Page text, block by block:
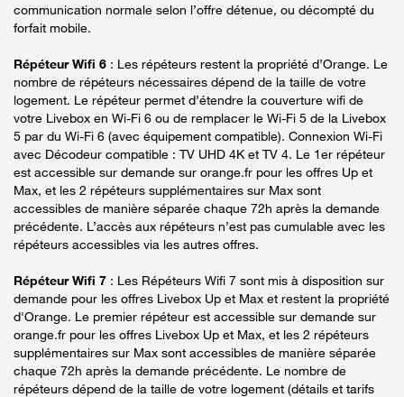
communication normale selon l’offre détenue, ou décompté du
forfait mobile.
Répéteur Wifi 6 : Les répéteurs restent la propriété d’Orange. Le
nombre de répéteurs nécessaires dépend de la taille de votre
logement. Le répéteur permet d’étendre la couverture wifi de
votre Livebox en Wi-Fi 6 ou de remplacer le Wi-Fi 5 de la Livebox
5 par du Wi-Fi 6 (avec équipement compatible). Connexion Wi-Fi
avec Décodeur compatible : TV UHD 4K et TV 4. Le 1er répéteur
est accessible sur demande sur orange.fr pour les offres Up et
Max, et les 2 répéteurs supplémentaires sur Max sont
accessibles de manière séparée chaque 72h après la demande
précédente. L’accès aux répéteurs n’est pas cumulable avec les
répéteurs accessibles via les autres offres.
Répéteur Wifi 7 : Les Répéteurs Wifi 7 sont mis à disposition sur
demande pour les offres Livebox Up et Max et restent la propriété
d'Orange. Le premier répéteur est accessible sur demande sur
orange.fr pour les offres Livebox Up et Max, et les 2 répéteurs
supplémentaires sur Max sont accessibles de manière séparée
chaque 72h après la demande précédente. Le nombre de
répéteurs dépend de la taille de votre logement (détails et tarifs